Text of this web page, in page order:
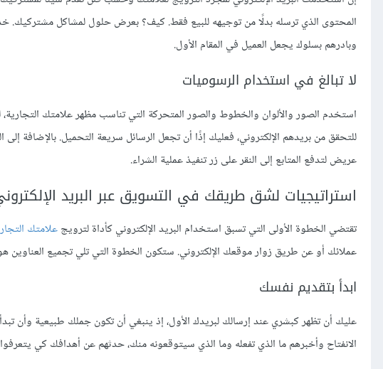
المحتوى الذي ترسله بدلًا من توجيهه للبيع فقط. كيف؟ بعرض حلول لمشاكل مشتركيك.
وبادرهم بسلوك يجعل العميل في المقام الأول.
لا تبالغ في استخدام الرسوميات
استخدم الصور والألوان والخطوط والصور المتحركة التي تناسب مظهر علامتك
للتحقق من بريدهم الإلكتروني، فعليك إذًا أن تجعل الرسائل سريعة التحميل. بالإضافة
عريض لتدفع المتابع إلى النقر على زر تنفيذ عملية الشراء.
استراتيجيات لشق طريقك في التسويق عبر البريد
تقتضي الخطوة الأولى التي تسبق استخدام البريد الإلكتروني كأداة لترويجعلامتك
عملائك أو عن طريق زوار موقعك اﻹلكتروني. ستكون الخطوة التي تلي تجميع العناوين
ابدأ بتقديم نفسك
عليك أن تظهر كبشري عند إرسالك لبريدك الأول، إذ ينبغي أن تكون جملك طبيعية وأن
الانفتاح وأخبرهم ما الذي تفعله وما الذي سيتوقعونه منك، حدثهم عن أهدافك كي